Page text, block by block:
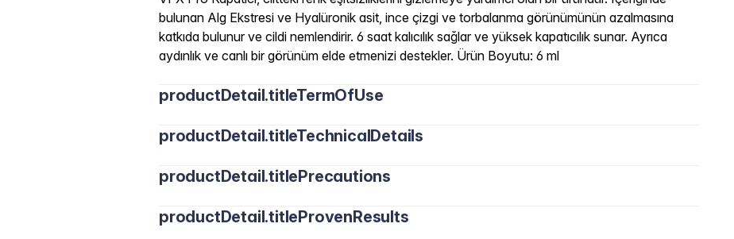
bulunan Alg Ekstresi ve Hyalüronik asit, ince çizgi ve torbalanma görünümünün azalmasına
katkıda bulunur ve cildi nemlendirir. 6 saat kalıcılık sağlar ve yüksek kapatıcılık sunar. Ayrıca
aydınlık ve canlı bir görünüm elde etmenizi destekler. Ürün Boyutu: 6 ml
productDetail.titleTermOfUse
productDetail.titleTechnicalDetails
productDetail.titlePrecautions
productDetail.titleProvenResults